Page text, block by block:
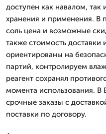
доступен как навалом, так
хранения и применения. В
соль цена и возможные
также стоимость доставки
ориентированы на
партий, контролируем
реагент сохранял
момента использования. В
срочные заказы с
поставки по договору.